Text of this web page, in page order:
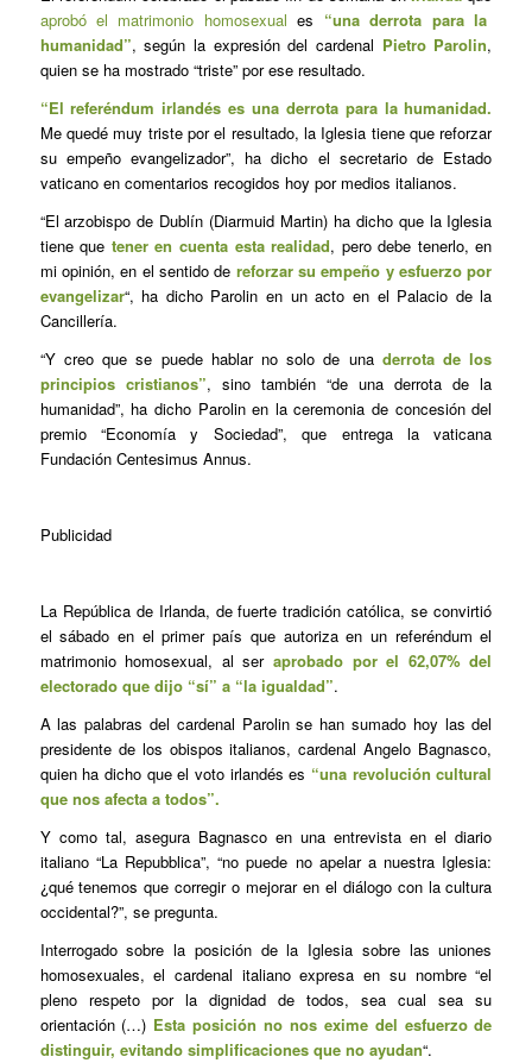
aprobó el matrimonio homosexual es “una derrota para la
humanidad”, según la expresión del cardenal Pietro Parolin,
quien se ha mostrado “triste” por ese resultado.
“El referéndum irlandés es una derrota para la humanidad.
Me quedé muy triste por el resultado, la Iglesia tiene que reforzar
su empeño evangelizador”, ha dicho el secretario de Estado
vaticano en comentarios recogidos hoy por medios italianos.
“El arzobispo de Dublín (Diarmuid Martin) ha dicho que la Iglesia
tiene que tener en cuenta esta realidad, pero debe tenerlo, en
mi opinión, en el sentido de reforzar su empeño y esfuerzo por
evangelizar“, ha dicho Parolin en un acto en el Palacio de la
Cancillería.
“Y creo que se puede hablar no solo de una derrota de los
principios cristianos”, sino también “de una derrota de la
humanidad”, ha dicho Parolin en la ceremonia de concesión del
premio “Economía y Sociedad”, que entrega la vaticana
Fundación Centesimus Annus.
Publicidad
La República de Irlanda, de fuerte tradición católica, se convirtió
el sábado en el primer país que autoriza en un referéndum el
matrimonio homosexual, al ser aprobado por el 62,07% del
electorado que dijo “sí” a “la igualdad”.
A las palabras del cardenal Parolin se han sumado hoy las del
presidente de los obispos italianos, cardenal Angelo Bagnasco,
quien ha dicho que el voto irlandés es “una revolución cultural
que nos afecta a todos”.
Y como tal, asegura Bagnasco en una entrevista en el diario
italiano “La Repubblica”, “no puede no apelar a nuestra Iglesia:
¿qué tenemos que corregir o mejorar en el diálogo con la cultura
occidental?”, se pregunta.
Interrogado sobre la posición de la Iglesia sobre las uniones
homosexuales, el cardenal italiano expresa en su nombre “el
pleno respeto por la dignidad de todos, sea cual sea su
orientación (…) Esta posición no nos exime del esfuerzo de
distinguir, evitando simplificaciones que no ayudan“.